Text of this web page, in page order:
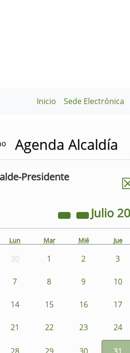
Inicio Sede Electrónica
Agenda Alcaldía
Presidente
Julio
Lun Mar Mié Jue
30 1 2 3
7 8 9 10
14 15 16 17
21 22 23 24